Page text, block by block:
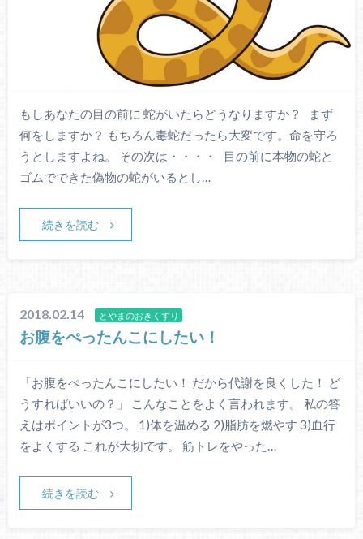
もしあなたの目の前に 蛇がいたらどうなりますか？ まず
何をしますか？ もちろん毒蛇だったら大変です。命を守ろ
うとしますよね。 その次は・・・・ 目の前に本物の蛇と
ゴムでできた偽物の蛇がいるとし…
続きを読む
2018.02.14 とやまのおきくすり
お腹をぺったんこにしたい！
「お腹をぺったんこにしたい！ だから代謝を良くした！ ど
うすればいいの？」 こんなことをよく言われます。 私の答
えはポイントが3つ。 1)体を温める 2)脂肪を燃やす 3)血行
をよくする これが大切です。 筋トレをやった…
続きを読む